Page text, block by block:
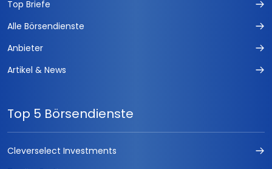
Top Briefe
Alle Börsendienste
Anbieter
Artikel & News
Top 5 Börsendienste
Cleverselect Investments